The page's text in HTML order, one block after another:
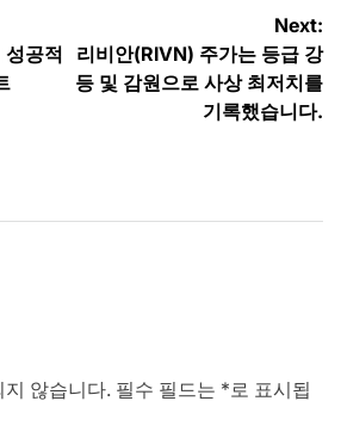
공적
Next:
리비안(RIVN) 주가는 등급 강
등 및 감원으로 사상 최저치를
기록했습니다.
않습니다. 필수 필드는 *로 표시됩